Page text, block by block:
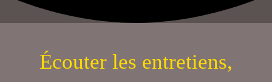
Écouter les entretiens,